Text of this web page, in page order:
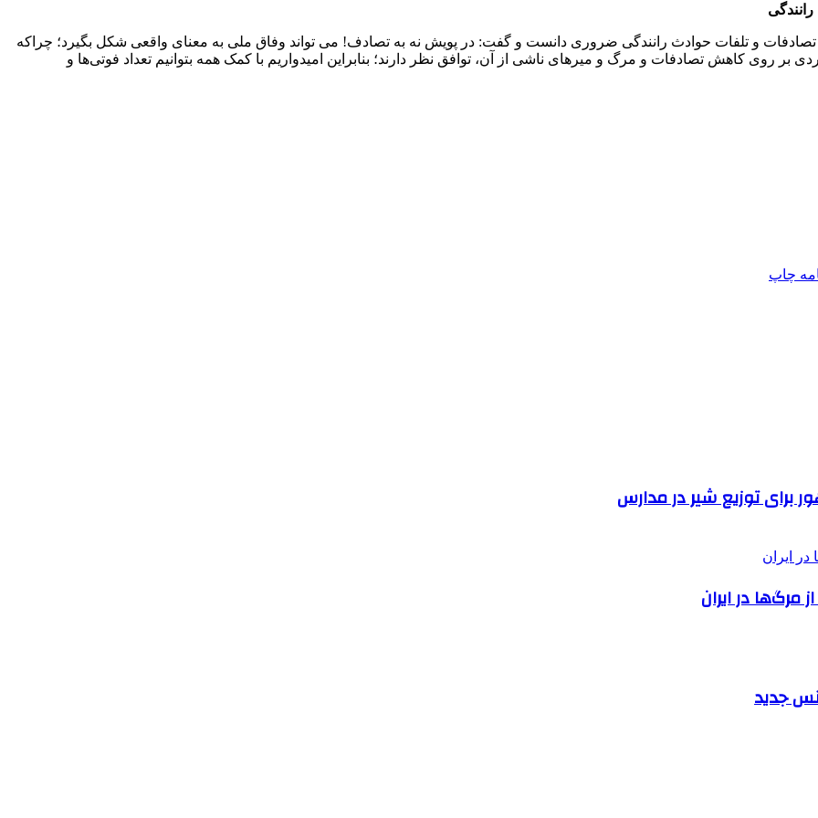
تصادفات و تلفات حوادث رانندگی ضروری دانست و گفت: در پویش نه به تصادف! می تواند وفاق ملی به معنای واقعی شکل بگیرد؛ چراکه
بر روی کاهش تصادفات و مرگ و میرهای ناشی از آن، توافق نظر دارند؛ بنابراین امیدواریم با کمک همه بتوانیم تعداد فوتی‌ها و
چاپ